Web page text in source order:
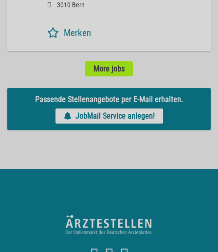
3010 Bern
Merken
More jobs
Passende Stellenangebote per E-Mail erhalten.
JobMail Service anlegen!